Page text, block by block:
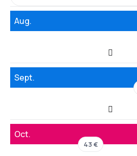
Aug.
Sept.
Oct.
43 €